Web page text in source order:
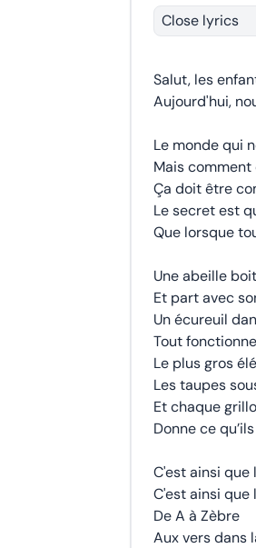
Close lyrics
Salut, les
Aujourd'hui,
Le monde qui
Mais comment
Ça doit être
Le secret est
Que lorsque
Une abeille
Et part avec
Un écureuil
Tout
Le plus gros
Les taupes
Et chaque
Donne ce
C'est ainsi
C'est ainsi
De A à Zèbre
Aux vers dans